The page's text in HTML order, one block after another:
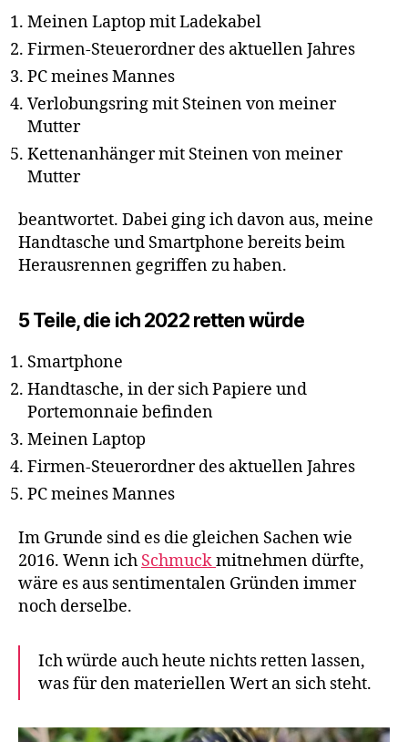
Meinen Laptop mit Ladekabel
Firmen-Steuerordner des aktuellen Jahres
PC meines Mannes
Verlobungsring mit Steinen von meiner
Mutter
Kettenanhänger mit Steinen von meiner
Mutter
beantwortet. Dabei ging ich davon aus, meine
Handtasche und Smartphone bereits beim
Herausrennen gegriffen zu haben.
5 Teile, die ich 2022 retten würde
Smartphone
Handtasche, in der sich Papiere und
Portemonnaie befinden
Meinen Laptop
Firmen-Steuerordner des aktuellen Jahres
PC meines Mannes
Im Grunde sind es die gleichen Sachen wie
2016. Wenn ich Schmuckmitnehmen dürfte,
wäre es aus sentimentalen Gründen immer
noch derselbe.
Ich würde auch heute nichts retten lassen,
was für den materiellen Wert an sich steht.